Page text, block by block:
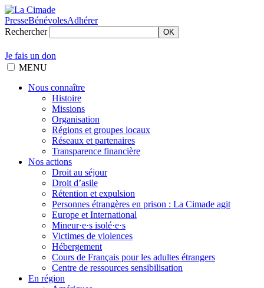
PresseBénévolesAdhérer
Rechercher
OK
Je fais un don
MENU
Nous connaître
Histoire
Missions
Organisation
Régions et groupes locaux
Réseaux et partenaires
Transparence financière
Nos actions
Droit au séjour
Droit d’asile
Rétention et expulsion
Personnes étrangères en prison : La Cimade agit
Europe et International
Mineur·e·s isolé·e·s
Victimes de violences
Hébergement
Cours de Français pour les adultes étrangers
Centre de ressources sensibilisation
En région